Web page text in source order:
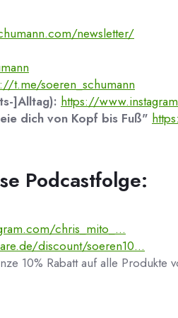
newsletter/
t.me/soeren_schumann
]Alltag): https://
dich von Kopf bis Fuß"
Podcastfolge:
chris_mito_...
discount/soeren10...
10% Rabatt auf alle Produkte